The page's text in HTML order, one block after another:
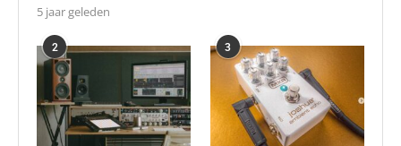
5 jaar geleden
2 3